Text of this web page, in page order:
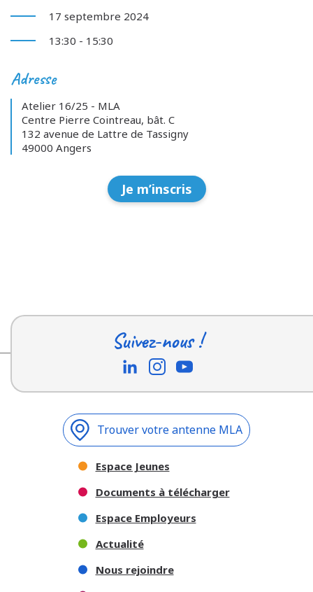
17 septembre 2024
13:30 - 15:30
Adresse
Atelier 16/25 - MLA
Centre Pierre Cointreau, bât. C
132 avenue de Lattre de Tassigny
49000 Angers
Je m’inscris
Suivez-nous !
Trouver votre antenne MLA
Espace Jeunes
Documents à télécharger
Espace Employeurs
Actualité
Nous rejoindre